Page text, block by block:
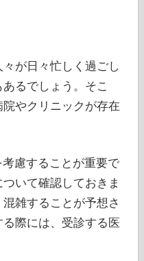
が日々忙しく過ごし
るでしょう。そこ
やクリニックが存在
慮することが重要で
いて確認しておきま
雑することが予想さ
際には、受診する医